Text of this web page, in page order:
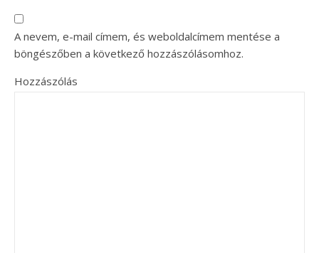
A nevem, e-mail címem, és weboldalcímem mentése a
böngészőben a következő hozzászólásomhoz.
Hozzászólás